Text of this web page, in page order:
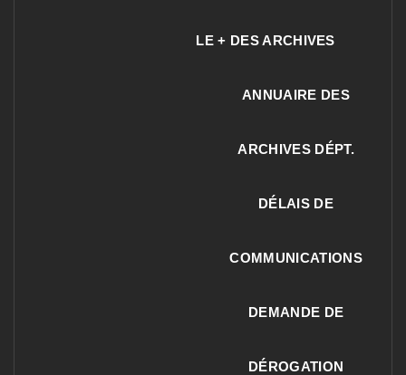
LE + DES ARCHIVES
ANNUAIRE DES
ARCHIVES DÉPT.
DÉLAIS DE
COMMUNICATIONS
DEMANDE DE
DÉROGATION